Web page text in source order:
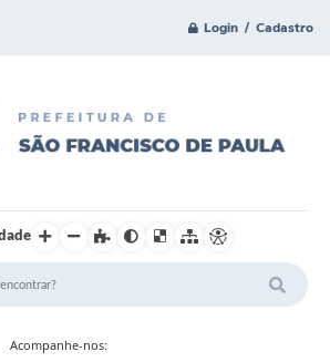
Login / Cadastro
Acompanhe-nos: